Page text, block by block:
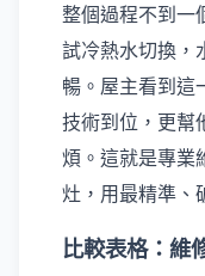
整個過程不到一
試冷熱水切換，
暢。屋主看到這
技術到位，更幫
煩。這就是專業
灶，用最精準、
比較表格：維